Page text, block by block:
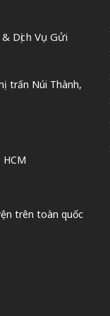
Dịch Vụ Gửi
trấn Núi Thành,
HCM
trên toàn quốc